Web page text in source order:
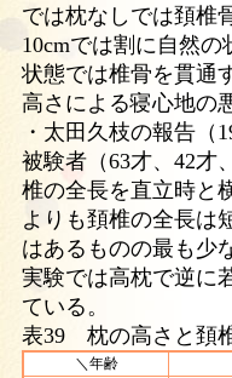
では枕なしでは頚椎
10cmでは割に自然
状態では椎骨を貫通
高さによる寝心地の
・太田久枝の報告（
被験者（63才、42才
椎の全長を直立時と
よりも頚椎の全長は
はあるものの最も少
実験では高枕で逆に
ている。
表39 枕の高さと頚
＼年齢